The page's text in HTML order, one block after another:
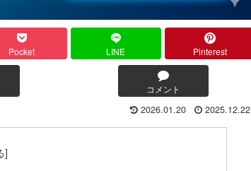
Pocket LINE Pinterest
コメント
2026.01.20 2025.12.22